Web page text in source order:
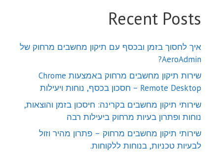
Recent Posts
איך לחסוך בזמן ובכסף עם תיקון מחשבים מרחוק של
AeroAdmin?
שירות תיקון מחשבים מרחוק באמצעות Chrome
Remote Desktop – חסכון בכסף, נוחות ויעילות
שירותי תיקון מחשבים בקרינה: חיסכון בזמן והוצאות,
נוחות ופתרון בעיות מרחוק ביעילות רבה
שירותי תיקון מחשבים מרחוק – פתרון מהיר וזול
לבעיות טכניות, בנוחות ללקוחות.